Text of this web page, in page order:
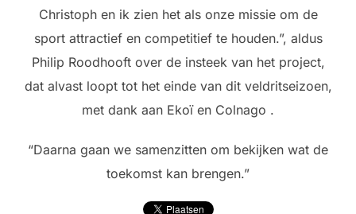
Christoph en ik zien het als onze missie om de
sport attractief en competitief te houden.”, aldus
Philip Roodhooft over de insteek van het project,
dat alvast loopt tot het einde van dit veldritseizoen,
met dank aan Ekoï en Colnago .
“Daarna gaan we samenzitten om bekijken wat de
toekomst kan brengen.”